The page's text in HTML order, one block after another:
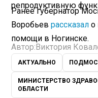
репродуктивную
Ранее губернатор
Воробьеврассказал о
помощи в Ногинске.
Автор: Виктория
АКТУАЛЬНО
МИНИСТЕРСТВО
ОБЛАСТИ